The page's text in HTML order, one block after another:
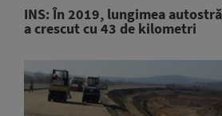
INS: În 2019, lungimea
a crescut cu 43 de kilometri